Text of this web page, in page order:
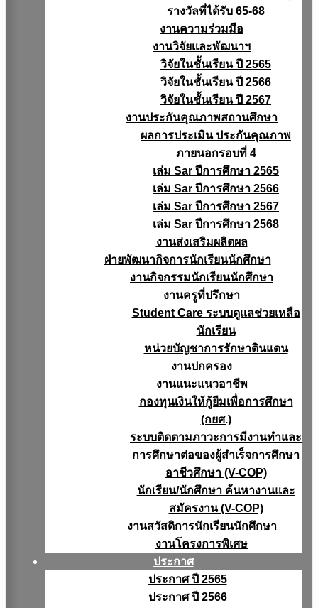
รางวัลที่ได้รับ 65-68
งานความร่วมมือ
งานวิจัยเเละพัฒนาฯ
วิจัยในชั้นเรียน ปี 2565
วิจัยในชั้นเรียน ปี 2566
วิจัยในชั้นเรียน ปี 2567
งานประกันคุณภาพสถานศึกษา
ผลการประเมิน ประกันคุณภาพ
ภายนอกรอบที่ 4
เล่ม Sar ปีการศึกษา 2565
เล่ม Sar ปีการศึกษา 2566
เล่ม Sar ปีการศึกษา 2567
เล่ม Sar ปีการศึกษา 2568
งานส่งเสริมผลิตผล
ฝ่ายพัฒนากิจการนักเรียนนักศึกษา
งานกิจกรรมนักเรียนนักศึกษา
งานครูที่ปรึกษา
Student Care ระบบดูแลช่วยเหลือ
นักเรียน
หน่วยบัญชาการรักษาดินแดน
งานปกครอง
งานแนะแนวอาชีพ
กองทุนเงินให้กู้ยืมเพื่อการศึกษา
(กยศ.)
ระบบติดตามภาวะการมีงานทำและ
การศึกษาต่อของผู้สำเร็จการศึกษา
อาชีวศึกษา (V-COP)
นักเรียน/นักศึกษา ค้นหางานและ
สมัครงาน (V-COP)
งานสวัสดิการนักเรียนนักศึกษา
งานโครงการพิเศษ
ประกาศ
ประกาศ ปี 2565
ประกาศ ปี 2566